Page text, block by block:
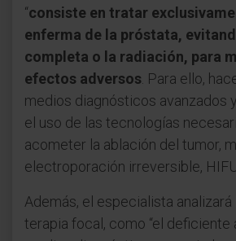
“consiste en tratar
enferma de la próstata,
completa o la radiación, para
efectos adversos . Para ello,
medios diagnósticos avanzados
el uso de las tecnologías
acometer la ablación del tumor,
electroporación irreversible,
Además, el especialista
terapia focal, como “el deficiente